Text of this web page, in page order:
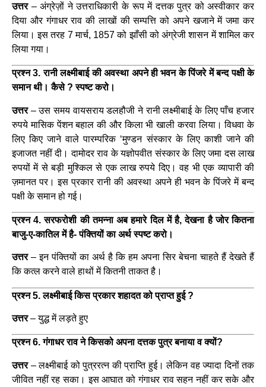
उत्तर – अंग्रेज़ों ने उत्तराधिकारी के रूप में दत्तक पुत्र को अस्वीकार कर
दिया और गंगाधर राव की लाखों की सम्पत्ति को अपने खजाने में जमा कर
लिया। इस तरह 7 मार्च, 1857 को झाँसी को अंग्रेजी शासन में शामिल कर
लिया गया।
प्रश्न 3. रानी लक्ष्मीबाई की अवस्था अपने ही भवन के पिंजरे में बन्द पक्षी के
समान थी। कैसे ? स्पष्ट करो।
उत्तर – उस समय वायसराय डलहौजी ने रानी लक्ष्मीबाई के लिए पाँच हजार
रुपये मासिक पेंशन बहाल की और किला भी खाली करवा लिया। विधवा के
लिए किए जाने वाले पारम्परिक ‘मुण्डन संस्कार के लिए काशी जाने की
इजाजत नहीं दी। दामोदर राव के यज्ञोपवीत संस्कार के लिए जमा दस लाख
रुपयों में से बड़ी मुश्किल से एक लाख रुपये दिए। वह भी एक व्यापारी की
ज़मानत पर। इस प्रकार रानी की अवस्था अपने ही भवन के पिंजरे में बन्द
पक्षी के समान हो गई।
प्रश्न 4. सरफरोशी की तमन्ना अब हमारे दिल में है, देखना है जोर कितना
बाजु-ए-कातिल में है- पंक्तियों का अर्थ स्पष्ट करो।
उत्तर – इन पंक्तियों का अर्थ है कि हम अपना सिर बेचना चाहते हैं देखते हैं
कि कत्ल करने वाले हाथों में कितनी ताकत है।
प्रश्न 5. लक्ष्मीबाई किस प्रकार शहादत को प्राप्त हुई ?
उत्तर– युद्ध में लड़ते हुए
प्रश्न 6. गंगाधर राव ने किसको अपना दत्तक पुत्र बनाया व क्यों?
उत्तर – लक्ष्मीबाई को पुत्ररत्न की प्राप्ति हुई। लेकिन वह ज्यादा दिनों तक
जीवित नहीं रह सका। इस आघात को गंगाधर राव सहन नहीं कर सके और